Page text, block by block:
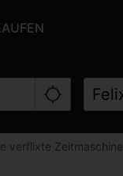
verflixte Zeitmaschine